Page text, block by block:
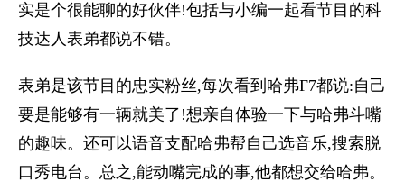
实是个很能聊的好伙伴!包括与小编一起看节目的科
技达人表弟都说不错。
表弟是该节目的忠实粉丝,每次看到哈弗F7都说:自己
要是能够有一辆就美了!想亲自体验一下与哈弗斗嘴
的趣味。还可以语音支配哈弗帮自己选音乐,搜索脱
口秀电台。总之,能动嘴完成的事,他都想交给哈弗。